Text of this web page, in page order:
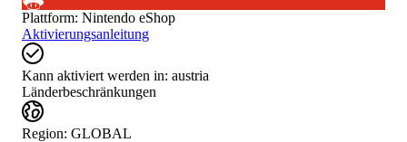
Plattform: Nintendo eShop
Aktivierungsanleitung
Kann aktiviert werden in: austria
Länderbeschränkungen
Region: GLOBAL